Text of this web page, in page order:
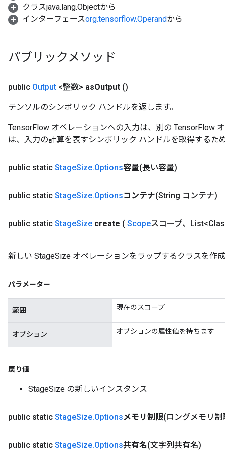
クラスjava.lang.Objectから
インターフェースorg.tensorflow.Operandから
パブリックメソッド
public Output <整数> asOutput ()
テンソルのシンボリック ハンドルを返します。
TensorFlow オペレーションへの入力は、別の TensorFlow
は、入力の計算を表すシンボリック ハンドルを取得するた
public static StageSize.Options容量(長い容量)
public static StageSize.Optionsコンテナ(String コンテナ)
public static StageSize create ( Scopeスコープ、
新しい StageSize オペレーションをラップするクラスを作
パラメーター
範囲 現在のスコープ
オプション オプションの属性値を持ちます
戻り値
StageSize の新しいインスタンス
public static StageSize.Optionsメモリ制限(ロングメモリ制
public static StageSize.Options共有名(文字列共有名)